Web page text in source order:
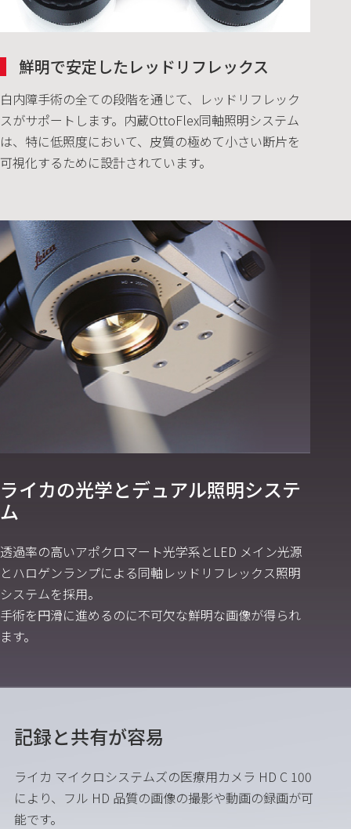
鮮明で安定したレッドリフレックス
白内障手術の全ての段階を通じて、レッドリフレック
スがサポートします。内蔵OttoFlex同軸照明システム
は、特に低照度において、皮質の極めて小さい断片を
可視化するために設計されています。
ライカの光学とデュアル照明システ
ム
透過率の高いアポクロマート光学系とLED メイン光源
とハロゲンランプによる同軸レッドリフレックス照明
システムを採用。
手術を円滑に進めるのに不可欠な鮮明な画像が得られ
ます。
記録と共有が容易
ライカ マイクロシステムズの医療用カメラ HD C 100
により、フル HD 品質の画像の撮影や動画の録画が可
能です。